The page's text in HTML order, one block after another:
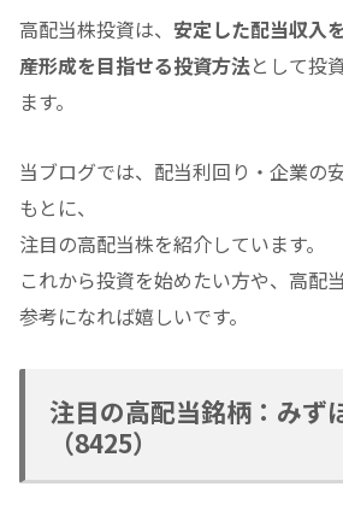
高配当株投資は、 安定した配当収入
産形成を目指せる投資方法として投
ます。
当ブログでは、配当利回り・企業の
もとに、
注目の高配当株を紹介しています。
これから投資を始めたい方や、高配
参考になれば嬉しいです。
注目の高配当銘柄：みず
（8425）